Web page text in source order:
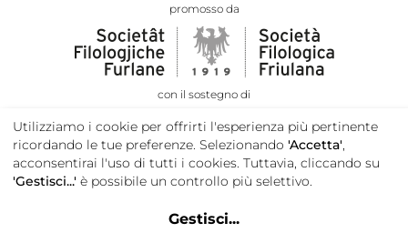
promosso da
con il sostegno di
Utilizziamo i cookie per offrirti l'esperienza più pertinente
ricordando le tue preferenze. Selezionando 'Accetta',
acconsentirai l'uso di tutti i cookies. Tuttavia, cliccando su
'Gestisci...' è possibile un controllo più selettivo.
Gestisci...